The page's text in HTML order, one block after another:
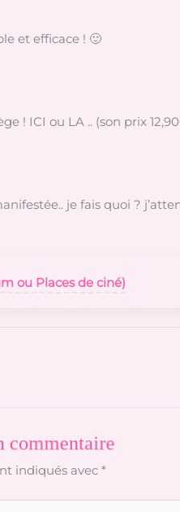
et efficace ! 🙂
! ICI ou LA .. (son prix
je fais quoi ?
ou Places de ciné)
commentaire
indiqués avec *